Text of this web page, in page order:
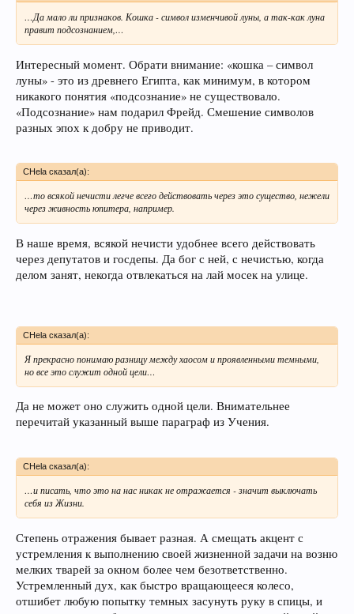
…Да мало ли признаков. Кошка - символ изменчивой луны, а так-как луна
правит подсознанием,…
Интересный момент. Обрати внимание: «кошка – символ
луны» - это из древнего Египта, как минимум, в котором
никакого понятия «подсознание» не существовало.
«Подсознание» нам подарил Фрейд. Смешение символов
разных эпох к добру не приводит.
CHela сказал(а):
…то всякой нечисти легче всего действовать через это существо, нежели
через живность юпитера, например.
В наше время, всякой нечисти удобнее всего действовать
через депутатов и госдепы. Да бог с ней, с нечистью, когда
делом занят, некогда отвлекаться на лай мосек на улице.
CHela сказал(а):
Я прекрасно понимаю разницу между хаосом и проявленными темными,
но все это служит одной цели…
Да не может оно служить одной цели. Внимательнее
перечитай указанный выше параграф из Учения.
CHela сказал(а):
…и писать, что это на нас никак не отражается - значит выключать
себя из Жизни.
Степень отражения бывает разная. А смещать акцент с
устремления к выполнению своей жизненной задачи на возню
мелких тварей за окном более чем безответственно.
Устремленный дух, как быстро вращающееся колесо,
отшибет любую попытку темных засунуть руку в спицы, и